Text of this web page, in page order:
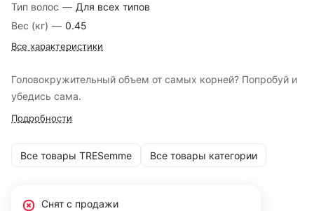
Тип волос — Для всех типов
Вес (кг) — 0.45
Все характеристики
Головокружительный объем от самых корней? Попробуй и
убедись сама.
Подробности
Все товары TRESemmе Все товары категории
Снят с продажи